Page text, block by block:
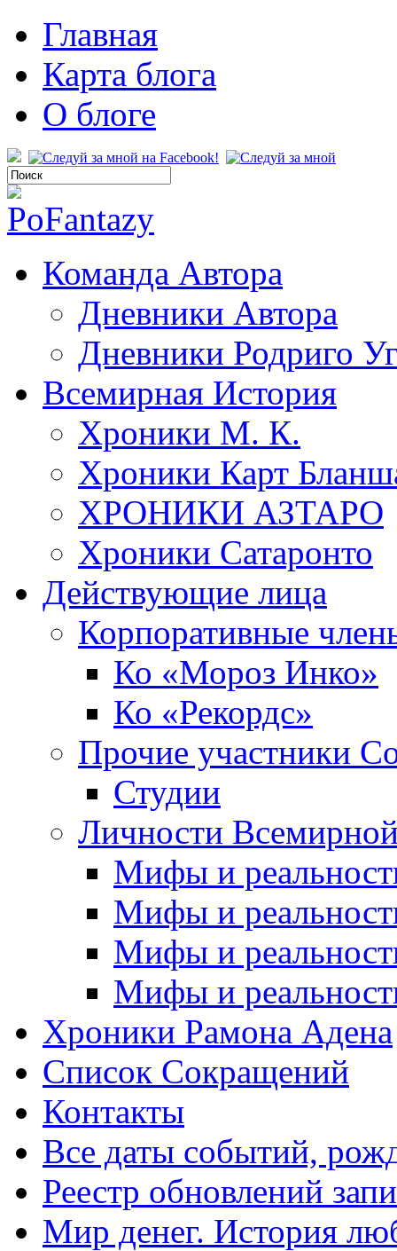
Главная
Карта блога
О блоге
Команда Автора
Дневники Автора
Дневники Родриго
Всемирная История
Хроники М. К.
Хроники Карт
ХРОНИКИ АЗТАРО
Хроники Сатаронто
Действующие лица
Корпоративные
Ко «Мороз Инко»
Ко «Рекордс»
Прочие участники
Студии
Личности
Мифы и
Мифы и
Мифы и
Мифы и
Хроники Рамона Адена
Список Сокращений
Контакты
Все даты событий,
Реестр обновлений
Мир денег. История